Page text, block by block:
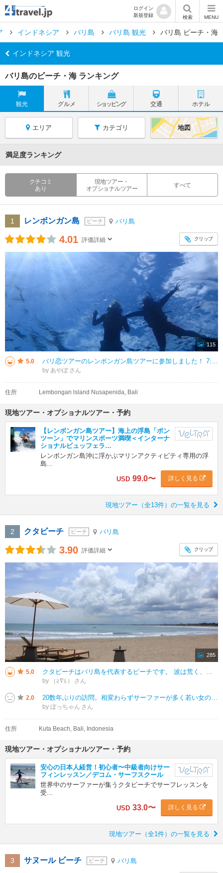
ログイン
新規登録
検索 MENU
インドネシア バリ島 バリ島 観光 バリ島 ビーチ・海
インドネシア 観光
バリ島のビーチ・海 ランキング
観光 グルメ ショッピング 交通 ホテル
エリア カテゴリ 地図
満足度ランキング
クチコミ
あり
現地ツアー・
オプショナルツアー
すべて
1 レンボンガン島 ビーチ バリ島
4.01 評価詳細 クリップ
115
5.0 バリ恋ツアーのレンボンガン島ツアーに参加しました！ 7:00ホテル送迎 8:30港着 お土産さん観光 9:00レンボンガン島出発 10:00レンボンガン島到着 ①シュノーケリング ②マングローブ探索
by あやぽ
住所 Lembongan lsland Nusapenida, Bali
現地ツアー・オプショナルツアー・予約
【レンボンガン島ツアー】海上の浮島「ポン
ツーン」でマリンスポーツ満喫＜インターナ
ショナルビュッフェラ…
レンボンガン島沖に浮かぶマリンアクティビティ専用の浮
島...
USD 99.0〜 詳しく見る
現地ツアー（全13件）の一覧を見る
2 クタビーチ ビーチ バリ島
3.90 評価詳細 クリップ
285
5.0 クタビーチはバリ島を代表するビーチです。 波は荒く、ビーチ遊びやシュノーケリングには向かず、サーフィンに向いているビーチです。 また、ビーチは島の西側に面しており、夕方、海に沈む美しい夕日を見る事ができます。
by （≧∇≦）
2.0 20数年ぶりの訪問。相変わらずサーファーが多く若い女の子も漕ぎ方から板の立ち方を練習してる風景も微笑ましい。印象としては砂浜にゴミが多く、タイやベトナムのビーチに比べ清掃も行き届いていないのだろう。初めて来られる方はクタビ
by ぼっちゃん
住所 Kuta Beach, Bali, Indonesia
現地ツアー・オプショナルツアー・予約
安心の日本人経営！初心者〜中級者向けサー
フィンレッスン／デコム・サーフスクール
世界中のサーファーが集うクタビーチでサーフレッスンを
受...
USD 33.0〜 詳しく見る
現地ツアー（全1件）の一覧を見る
3 サヌール ビーチ ビーチ バリ島